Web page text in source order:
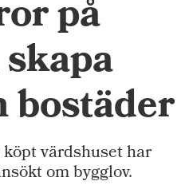
på
bostäder
värdshuset har
om bygglov.